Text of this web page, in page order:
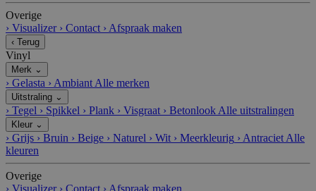
Overige
› Visualizer › Contact › Afspraak maken
‹ Terug
Vinyl
Merk ⌄
› Gelasta › Ambiant Alle merken
Uitstraling ⌄
› Tegel › Spikkel › Plank › Visgraat › Betonlook Alle uitstralingen
Kleur ⌄
› Grijs › Bruin › Beige › Naturel › Wit › Meerkleurig › Antraciet Alle
kleuren
Overige
› Visualizer › Contact › Afspraak maken